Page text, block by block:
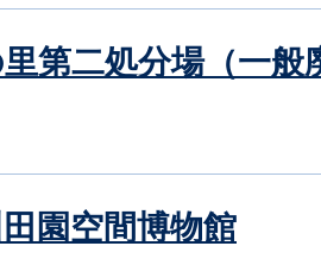
第二処分場（一般
園空間博物館